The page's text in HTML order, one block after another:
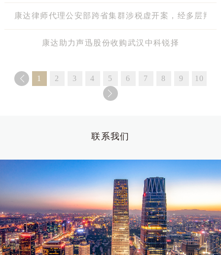
康达律师代理公安部跨省集群涉税虚开案，经多层辩
康达助力声迅股份收购武汉中科锐择
1 2 3 4 5 6 7 8 9 10
联系我们